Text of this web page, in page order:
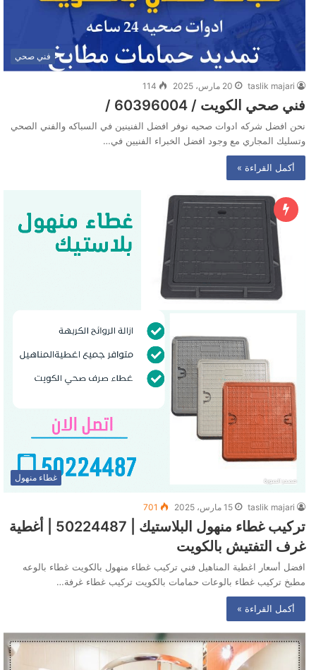
فني صحي
taslik majari 20 مارس، 2025 114
فني صحي الكويت / 60396004 /
نحن افضل شركه ادوات صحيه نوفر افضل الفنينين في السباكه والفني الصحي
وتسليك المجاري مع وجود افضل الخبراء الفنيين في…
أكمل القراءة »
غطاء منهول
taslik majari 15 مارس، 2025 701
تركيب غطاء منهول البلاستيك | 50224487 | أغطية
غرف التفتيش بالكويت
افضل أسعار اغطية المناهيل فني تركيب غطاء منهول بالكويت غطاء بالوعه
مطبخ تركيب غطاء بالوعات حمامات بالكويت تركيب غطاء غرفة…
أكمل القراءة »